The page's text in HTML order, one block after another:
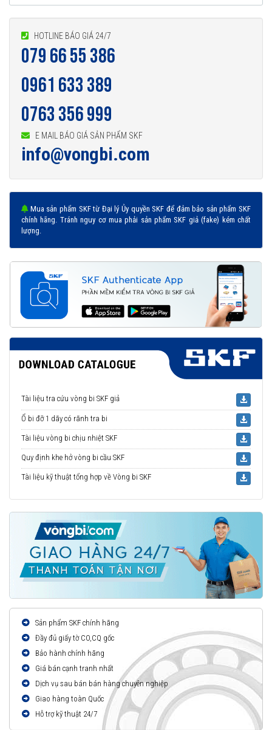
HOTLINE BÁO GIÁ 24/7
079 66 55 386
0961 633 389
0763 356 999
E MAIL BÁO GIÁ SẢN PHẨM SKF
info@vongbi.com
Mua sản phẩm SKF từ Đại lý Ủy quyền SKF để đảm bảo sản phẩm SKF
chính hãng. Tránh nguy cơ mua phải sản phẩm SKF giả (fake) kém chất
lượng.
Tài liệu tra cứu vòng bi SKF giả
Ổ bi đỡ 1 dãy có rãnh tra bi
Tài liệu vòng bi chịu nhiệt SKF
Quy định khe hở vòng bi cầu SKF
Tài liệu kỹ thuật tổng hợp về Vòng bi SKF
Sản phẩm SKF chính hãng
Đầy đủ giấy tờ CO,CQ gốc
Bảo hành chính hãng
Giá bán cạnh tranh nhất
Dịch vụ sau bán bán hàng chuyên nghiệp
Giao hàng toàn Quốc
Hỗ trợ kỹ thuật 24/7